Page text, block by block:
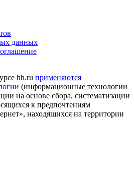
данных
hh.ru применяются
(информационные технологии
на основе сбора, систематизации
к предпочтениям
находящихся на территории